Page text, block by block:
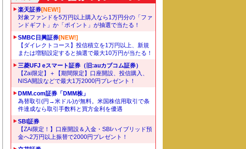
楽天証券[NEW!]
対象ファンドを5万円以上購入なら1万円分の「ファ
ンドギフト」か「ポイント」が抽選で当たる！
SMBC日興証券[NEW!]
【ダイレクトコース】投信積立を1万円以上、新規
または増額設定すると抽選で最大10万円が当たる！
三菱UFJ eスマート証券（旧:auカブコム証券）
【Zai限定】＋【期間限定】口座開設、投信購入、
NISA開設などで最大1万2000円プレゼント！
DMM.com証券「DMM株」
為替取引(円→米ドル)が無料。米国株信用取引で条
件達成なら取引手数料と買方金利を優遇
SBI証券
【ZAi限定！】口座開設＆入金・SBIハイブリッド預
金へ2万円以上振替で2000円プレゼント！